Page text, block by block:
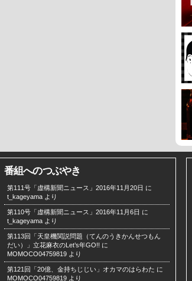
番組へのつぶやき
第111号「虚構新聞ニュース」2016年11月20日 に
t_kageyama より
第110号「虚構新聞ニュース」2016年11月6日 に
t_kageyama より
第113回「天皇機関説問題（てんのうきかんせつもん
だい）」立花麻衣のLet’s年GO!! に
MOMOCO04759819 より
第121回「20億、金持ちじじい」オカマのはらわた に
MOMOCO04759819 より